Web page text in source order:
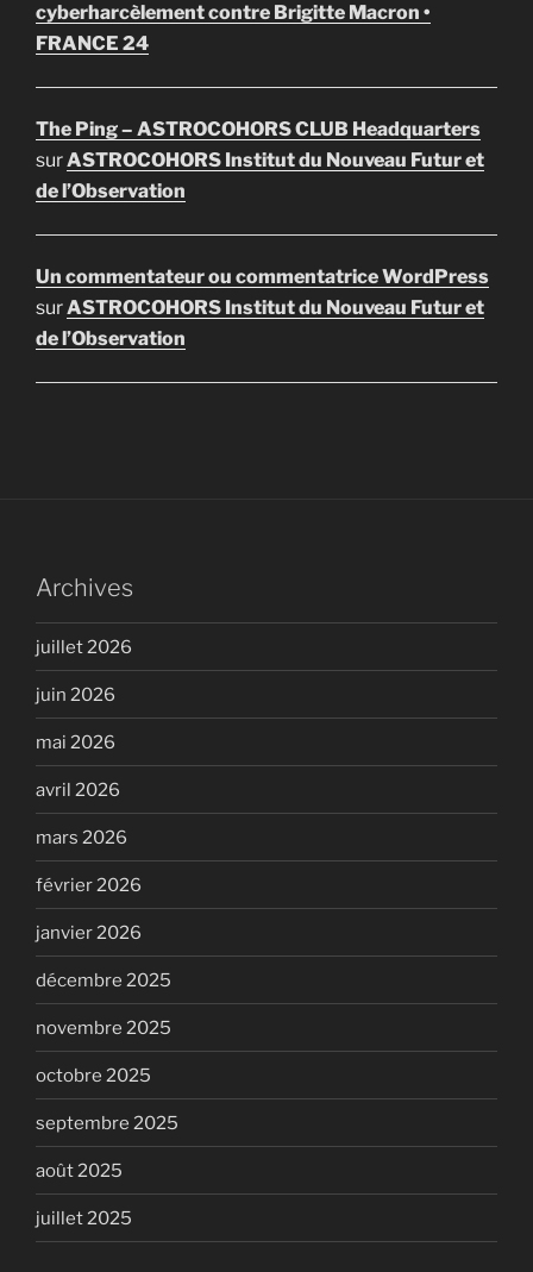
cyberharcèlement contre Brigitte Macron •
FRANCE 24
The Ping – ASTROCOHORS CLUB Headquarters
surASTROCOHORS Institut du Nouveau Futur et
de l’Observation
Un commentateur ou commentatrice WordPress
surASTROCOHORS Institut du Nouveau Futur et
de l’Observation
Archives
juillet 2026
juin 2026
mai 2026
avril 2026
mars 2026
février 2026
janvier 2026
décembre 2025
novembre 2025
octobre 2025
septembre 2025
août 2025
juillet 2025